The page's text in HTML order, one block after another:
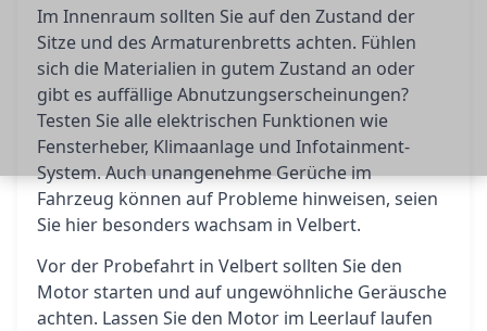
Im Innenraum sollten Sie auf den Zustand der
Sitze und des Armaturenbretts achten. Fühlen
sich die Materialien in gutem Zustand an oder
gibt es auffällige Abnutzungserscheinungen?
Testen Sie alle elektrischen Funktionen wie
Fensterheber, Klimaanlage und Infotainment-
System. Auch unangenehme Gerüche im
Fahrzeug können auf Probleme hinweisen, seien
Sie hier besonders wachsam in Velbert.
Vor der Probefahrt in Velbert sollten Sie den
Motor starten und auf ungewöhnliche Geräusche
achten. Lassen Sie den Motor im Leerlauf laufen